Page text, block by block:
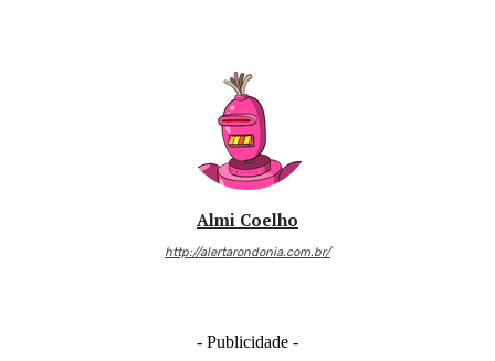
Almi Coelho
http://alertarondonia.com.br/
- Publicidade -